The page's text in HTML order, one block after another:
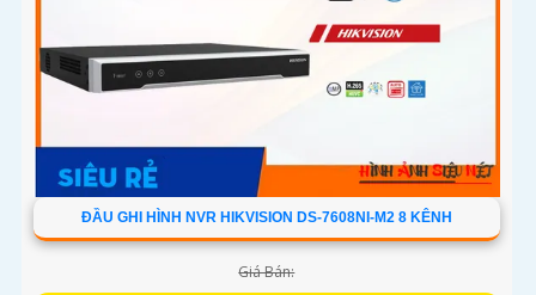
ĐẦU GHI HÌNH NVR HIKVISION DS-7608NI-M2 8 KÊNH
Giá Bán: